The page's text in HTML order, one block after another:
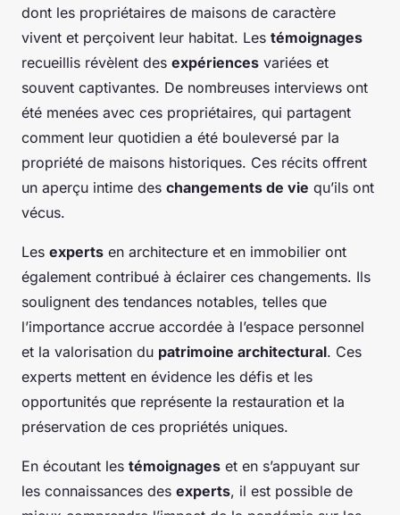
dont les propriétaires de maisons de caractère
vivent et perçoivent leur habitat. Les témoignages
recueillis révèlent des expériences variées et
souvent captivantes. De nombreuses interviews ont
été menées avec ces propriétaires, qui partagent
comment leur quotidien a été bouleversé par la
propriété de maisons historiques. Ces récits offrent
un aperçu intime des changements de vie qu’ils ont
vécus.
Les experts en architecture et en immobilier ont
également contribué à éclairer ces changements. Ils
soulignent des tendances notables, telles que
l’importance accrue accordée à l’espace personnel
et la valorisation du patrimoine architectural. Ces
experts mettent en évidence les défis et les
opportunités que représente la restauration et la
préservation de ces propriétés uniques.
En écoutant les témoignages et en s’appuyant sur
les connaissances des experts, il est possible de